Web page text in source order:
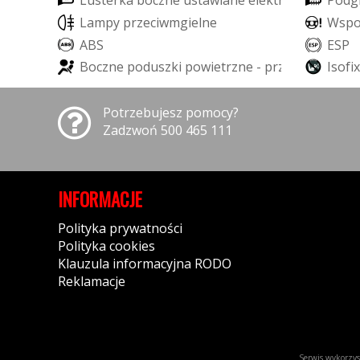
Lampy przeciwmgielne Wspo
ABS ESP
Boczne poduszki powietrzne - prz Isofix
Potrzebujesz pomocy?
Zadzwoń 500 465 111
INFORMACJE
Polityka prywatności
Polityka cookies
Klauzula informacyjna RODO
Reklamacje
Serwis